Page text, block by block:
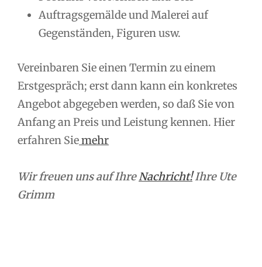
Auftragsgemälde und Malerei auf
Gegenständen, Figuren usw.
Vereinbaren Sie einen Termin zu einem
Erstgespräch; erst dann kann ein konkretes
Angebot abgegeben werden, so daß Sie von
Anfang an Preis und Leistung kennen. Hier
erfahren Siemehr
Wir freuen uns auf IhreNachricht!Ihre Ute
Grimm